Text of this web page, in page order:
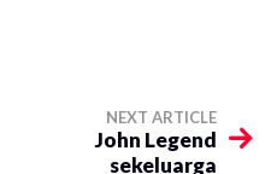
NEXT ARTICLE
John Legend
sekeluarga